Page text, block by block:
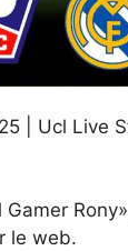
| Ucl Live
le web.